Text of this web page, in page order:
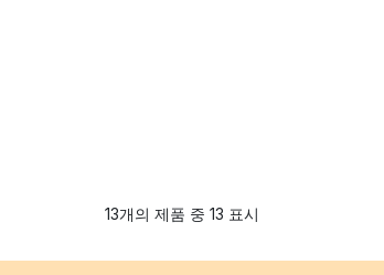
13개의 제품 중 13 표시